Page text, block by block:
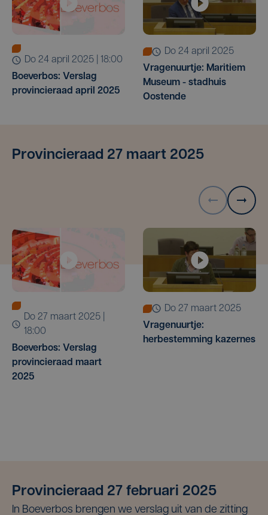
do 24 april 2025 | 18:00
Boeverbos: Verslag
provincieraad april 2025
do 24 april 2025
Vragenuurtje: Maritiem
Museum - stadhuis
Oostende
Provincieraad 27 maart 2025
do 27 maart 2025 |
18:00
Boeverbos: Verslag
provincieraad maart
2025
do 27 maart 2025
Vragenuurtje:
herbestemming kazernes
Provincieraad 27 februari 2025
In Boeverbos brengen we verslag uit van de zitting